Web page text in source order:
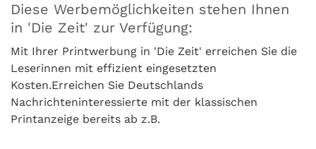
Diese Werbemöglichkeiten stehen Ihnen
in 'Die Zeit' zur Verfügung:
Mit Ihrer Printwerbung in 'Die Zeit' erreichen Sie die
Leserinnen mit effizient eingesetzten
Kosten.Erreichen Sie Deutschlands
Nachrichteninteressierte mit der klassischen
Printanzeige bereits ab z.B.